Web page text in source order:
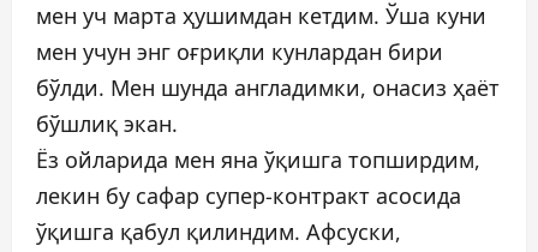
мен уч марта ҳушимдан кетдим. Ўша куни
мен учун энг оғриқли кунлардан бири
бўлди. Мен шунда англадимки, онасиз ҳаёт
бўшлиқ экан.
Ёз ойларида мен яна ўқишга топширдим,
лекин бу сафар супер-контракт асосида
ўқишга қабул қилиндим. Афсуски,